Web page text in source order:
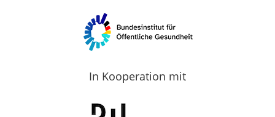
In Kooperation mit